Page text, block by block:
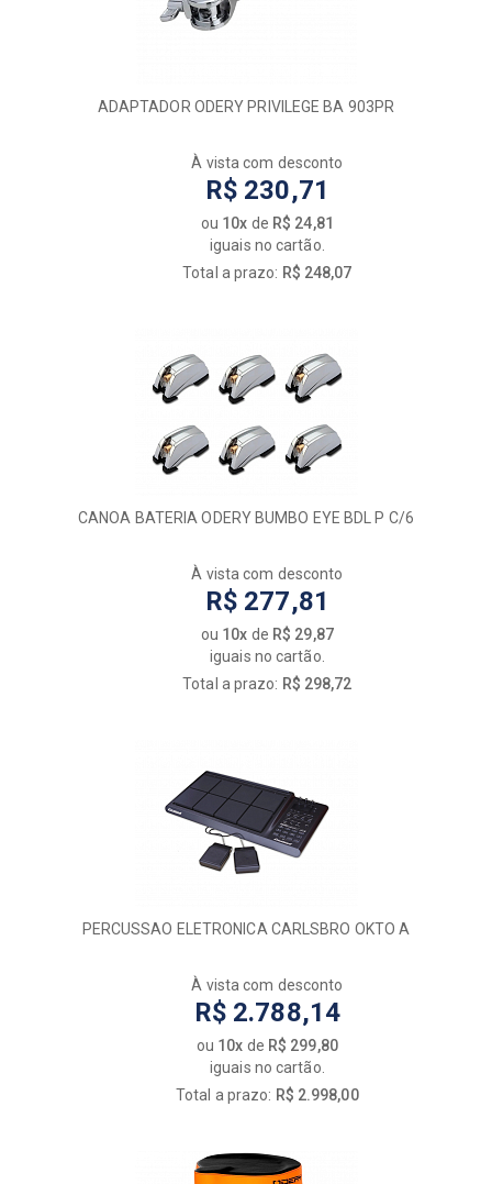
ADAPTADOR ODERY PRIVILEGE BA 903PR
À vista com desconto
R$ 230,71
ou 10x de R$ 24,81
iguais no cartão.
Total a prazo: R$ 248,07
CANOA BATERIA ODERY BUMBO EYE BDL P C/6
À vista com desconto
R$ 277,81
ou 10x de R$ 29,87
iguais no cartão.
Total a prazo: R$ 298,72
PERCUSSAO ELETRONICA CARLSBRO OKTO A
À vista com desconto
R$ 2.788,14
ou 10x de R$ 299,80
iguais no cartão.
Total a prazo: R$ 2.998,00